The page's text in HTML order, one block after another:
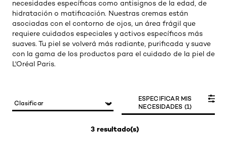
necesidades específicas como antisignos de la edad, de
hidratación o matificación. Nuestras cremas están
asociadas con el contorno de ojos, un área frágil que
requiere cuidados especiales y activos específicos más
suaves. Tu piel se volverá más radiante, purificada y suave
con la gama de los productos para el cuidado de la piel de
L'Oréal Paris.
3 resultado(s)
ESPECIFICAR MIS
NECESIDADES (1)